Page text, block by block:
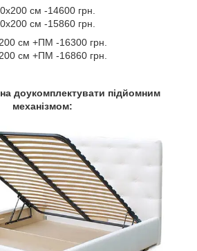
см -14600 грн.
см -15860 грн.
см +ПМ -16300 грн.
см +ПМ -16860 грн.
доукомплектувати підйомним
механізмом: